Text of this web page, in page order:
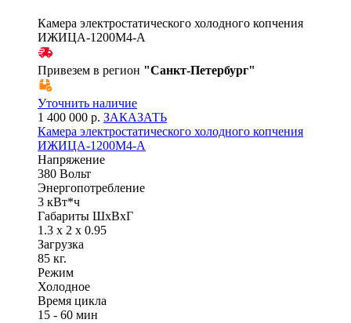
Камера электростатического холодного копчения
ИЖИЦА-1200М4-А
Привезем в регион "Санкт-Петербург"
Уточнить наличие
1 400 000 р. ЗАКАЗАТЬ
Камера электростатического холодного копчения
ИЖИЦА-1200М4-А
Напряжение
380 Вольт
Энергопотребление
3 кВт*ч
Габариты ШхВхГ
1.3 x 2 x 0.95
Загрузка
85 кг.
Режим
Холодное
Время цикла
15 - 60 мин